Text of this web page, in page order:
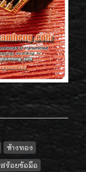
ห้างทอง
สร้อยข้อมือ